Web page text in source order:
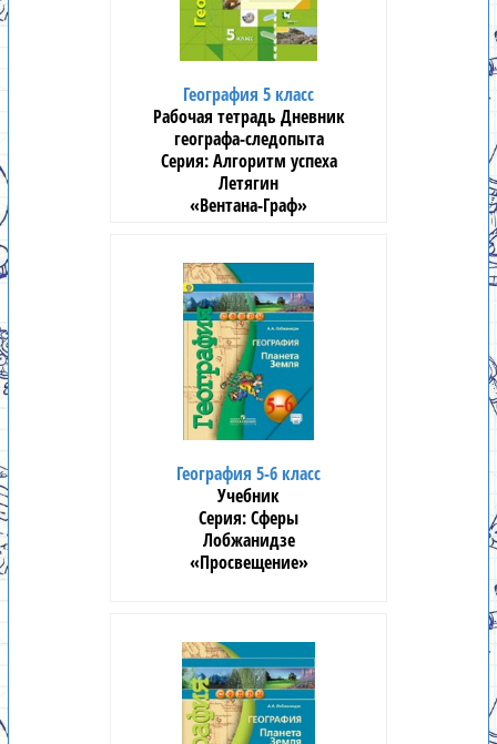
География 5 класс
Рабочая тетрадь Дневник
географа-следопыта
Алгоритм успеха
Летягин
«Вентана-Граф»
География 5-6 класс
Учебник
Сферы
Лобжанидзе
«Просвещение»